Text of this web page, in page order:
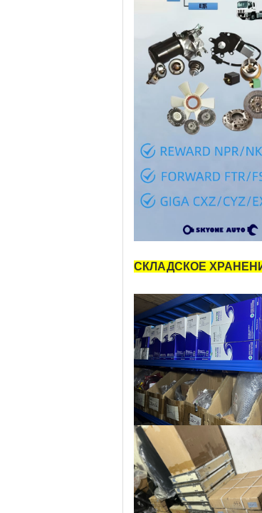
СКЛАДСКОЕ